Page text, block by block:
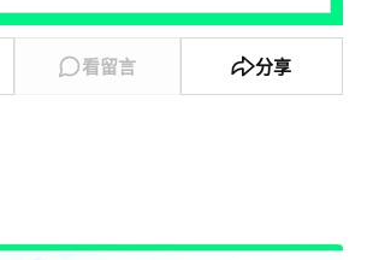
看留言 分享